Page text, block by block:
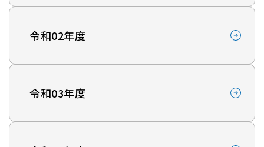
令和02年度
令和03年度